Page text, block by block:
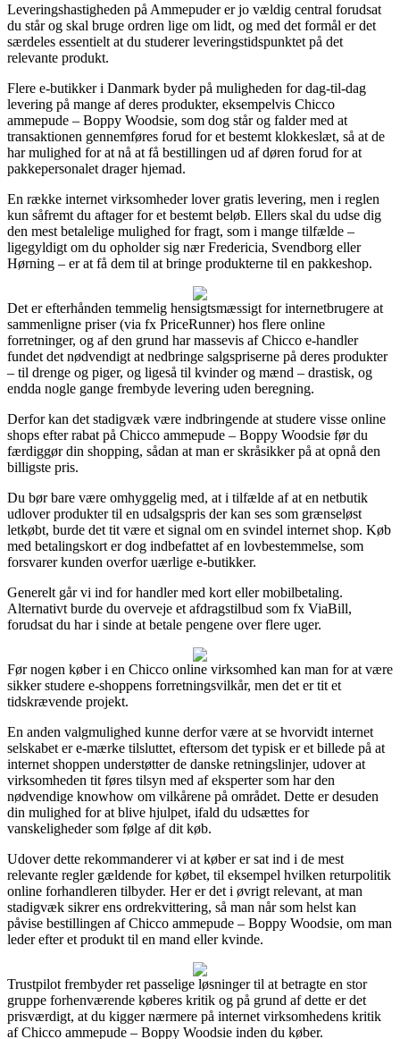
Leveringshastigheden på Ammepuder er jo vældig central forudsat
du står og skal bruge ordren lige om lidt, og med det formål er det
særdeles essentielt at du studerer leveringstidspunktet på det
relevante produkt.
Flere e-butikker i Danmark byder på muligheden for dag-til-dag
levering på mange af deres produkter, eksempelvis Chicco
ammepude – Boppy Woodsie, som dog står og falder med at
transaktionen gennemføres forud for et bestemt klokkeslæt, så at de
har mulighed for at nå at få bestillingen ud af døren forud for at
pakkepersonalet drager hjemad.
En række internet virksomheder lover gratis levering, men i reglen
kun såfremt du aftager for et bestemt beløb. Ellers skal du udse dig
den mest betalelige mulighed for fragt, som i mange tilfælde –
ligegyldigt om du opholder sig nær Fredericia, Svendborg eller
Hørning – er at få dem til at bringe produkterne til en pakkeshop.
Det er efterhånden temmelig hensigtsmæssigt for internetbrugere at
sammenligne priser (via fx PriceRunner) hos flere online
forretninger, og af den grund har massevis af Chicco e-handler
fundet det nødvendigt at nedbringe salgspriserne på deres produkter
– til drenge og piger, og ligeså til kvinder og mænd – drastisk, og
endda nogle gange frembyde levering uden beregning.
Derfor kan det stadigvæk være indbringende at studere visse online
shops efter rabat på Chicco ammepude – Boppy Woodsie før du
færdiggør din shopping, sådan at man er skråsikker på at opnå den
billigste pris.
Du bør bare være omhyggelig med, at i tilfælde af at en netbutik
udlover produkter til en udsalgspris der kan ses som grænseløst
letkøbt, burde det tit være et signal om en svindel internet shop. Køb
med betalingskort er dog indbefattet af en lovbestemmelse, som
forsvarer kunden overfor uærlige e-butikker.
Generelt går vi ind for handler med kort eller mobilbetaling.
Alternativt burde du overveje et afdragstilbud som fx ViaBill,
forudsat du har i sinde at betale pengene over flere uger.
Før nogen køber i en Chicco online virksomhed kan man for at være
sikker studere e-shoppens forretningsvilkår, men det er tit et
tidskrævende projekt.
En anden valgmulighed kunne derfor være at se hvorvidt internet
selskabet er e-mærke tilsluttet, eftersom det typisk er et billede på at
internet shoppen understøtter de danske retningslinjer, udover at
virksomheden tit føres tilsyn med af eksperter som har den
nødvendige knowhow om vilkårene på området. Dette er desuden
din mulighed for at blive hjulpet, ifald du udsættes for
vanskeligheder som følge af dit køb.
Udover dette rekommanderer vi at køber er sat ind i de mest
relevante regler gældende for købet, til eksempel hvilken returpolitik
online forhandleren tilbyder. Her er det i øvrigt relevant, at man
stadigvæk sikrer ens ordrekvittering, så man når som helst kan
påvise bestillingen af Chicco ammepude – Boppy Woodsie, om man
leder efter et produkt til en mand eller kvinde.
Trustpilot frembyder ret passelige løsninger til at betragte en stor
gruppe forhenværende køberes kritik og på grund af dette er det
prisværdigt, at du kigger nærmere på internet virksomhedens kritik
af Chicco ammepude – Boppy Woodsie inden du køber.